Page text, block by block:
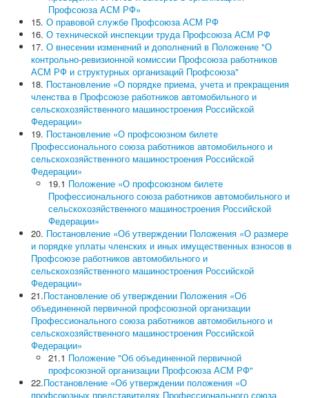
Официальные документы
Съезды
Пленумы
Президиумы
Совещания
Устав
Программа
Отчеты и выборы
Формы отчетности
«СМИ»
Голос Профсоюза
Вестник Профсоюза ППО ОАО «УАЗ»
Вести Профсоюза ППО АО «АВТОВАЗ»
Вестник Профсоюза "ДААЗ"
Газета "АВТОТОР"
Видеовыпуски новостей
Голос Профсоюза ЧООП
Конкурсы
Отраслевой конкурс
Профсоюза АСМ РФ»
15. О правовой службе Профсоюза АСМ РФ
16. О технической инспекции труда Профсоюза АСМ РФ
17. О внесении изменений и дополнений в Положение "О
контрольно-ревизионной комиссии Профсоюза работников
АСМ РФ и структурных организаций Профсоюза"
18. Постановление «О порядке приема, учета и прекращения
членства в Профсоюзе работников автомобильного и
сельскохозяйственного машиностроения Российской
Федерации»
19. Постановление «О профсоюзном билете
Профессионального союза работников автомобильного и
сельскохозяйственного машиностроения Российской
Федерации»
19.1 Положение «О профсоюзном билете
Профессионального союза работников автомобильного и
сельскохозяйственного машиностроения Российской
Федерации»
20. Постановление «Об утверждении Положения «О размере
и порядке уплаты членских и иных имущественных взносов в
Профсоюзе работников автомобильного и
сельскохозяйственного машиностроения Российской
Федерации»
21.Постановление об утверждении Положения «Об
объединенной первичной профсоюзной организации
Профессионального союза работников автомобильного и
сельскохозяйственного машиностроения Российской
Федерации»
21.1 Положение "Об объединенной первичной
профсоюзной организации Профсоюза АСМ РФ"
22.Постановление «Об утверждении положения «О
профсоюзных представителях Профессионального союза